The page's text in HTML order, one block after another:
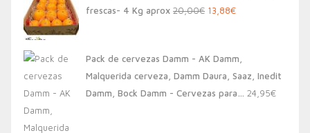
frescas- 4 Kg aprox 20,00€ El
era:
20,00€.
13,88€El
es:
13,88€.
Pack de cervezas Damm - AK Damm,
Malquerida cerveza, Damm Daura, Saaz, Inedit
Damm, Bock Damm - Cervezas para… 24,95€